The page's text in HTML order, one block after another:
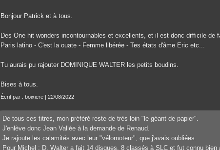
Bonjour Patrick et à tous.
Des One hit wonders incontournables et excellents, et il est donc difficile de
Paris latino - C'est la ouate - Femme libérée - Tes états d'âme Eric etc...
Tu aurais pu rajouter DOMINIQUE WALTER les petits boudins.
Bises à tous.
Écrit par : boixiere | 22/08/2022
De tous ces titres, mon préféré reste de très loin "le géant de papier".
J'enlève donc Jean Vallée à la demande de Renaud.
Je rajoute les calamités avec leur "vélomoteur", que j'avais oubliées.
Pour Michel : D. Walter a fait 14 disques, 8 classés à SLC et fut connu